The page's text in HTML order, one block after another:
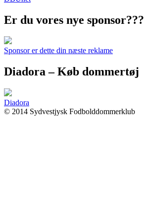
Er du vores nye sponsor???
Sponsor er dette din næste reklame
Diadora – Køb dommertøj
Diadora
© 2014 Sydvestjysk Fodbolddommerklub